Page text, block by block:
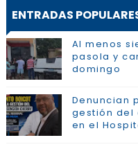
ENTRADAS
Al menos
pasola y
domingo
Denuncian
gestión del
en el